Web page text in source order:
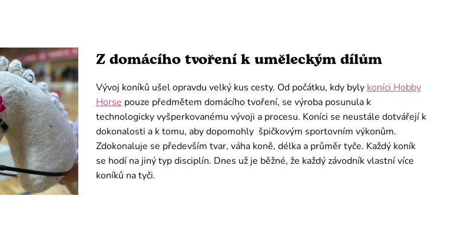
Z domácího tvoření k uměleckým dílům
Vývoj koníků ušel opravdu velký kus cesty. Od počátku, kdy byly koníci Hobby
Horse pouze předmětem domácího tvoření, se výroba posunula k
technologicky vyšperkovanému vývoji a procesu. Koníci se neustále dotvářejí k
dokonalosti a k tomu, aby dopomohly špičkovým sportovním výkonům.
Zdokonaluje se především tvar, váha koně, délka a průměr tyče. Každý koník
se hodí na jiný typ disciplín. Dnes už je běžné, že každý závodník vlastní více
koníků na tyči.